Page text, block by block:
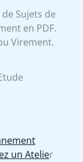
Sujets de
en PDF.
Virement.
un Atelier